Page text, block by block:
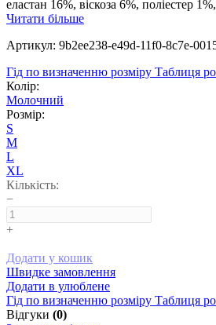
еластан 16%, віскоза 6%, поліестер
Читати більше
Артикул: 9b2ee238-e49d-11f0-8c7e-
Гід по визначенню розміру Таблиця
Колір:
Молочний
Розмір:
S
M
L
XL
Кількість:
−
+
Додати у кошик
Швидке замовлення
Додати в улюблене
Гід по визначенню розміру Таблиця
Відгуки (0)